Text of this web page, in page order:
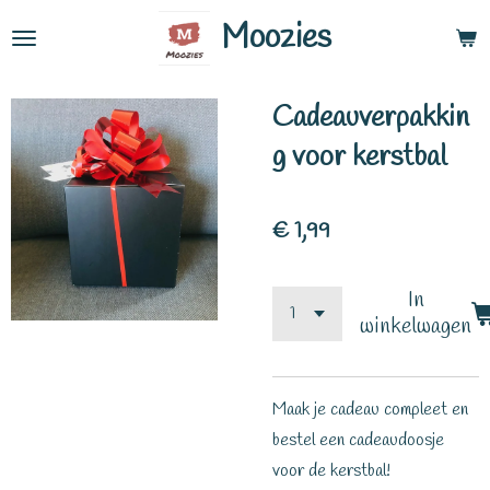
hoofdinhoud
Moozies
Cadeauverpakkin
g voor kerstbal
€ 1,99
In
winkelwagen
Maak je cadeau compleet en
bestel een cadeaudoosje
voor de kerstbal!